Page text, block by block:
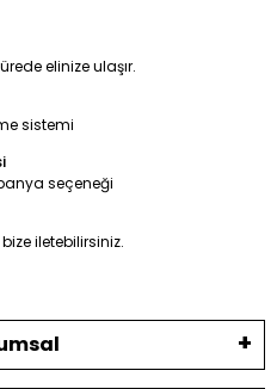
elinize ulaşır.
sistemi
seçeneği
iletebilirsiniz.